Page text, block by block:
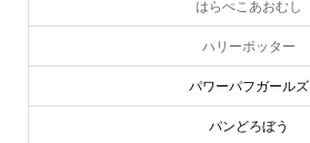
はらぺこあおむし
ハリーポッター
パワーパフガールズ
パンどろぼう